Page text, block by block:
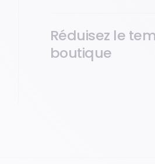
Réduisez le
boutique